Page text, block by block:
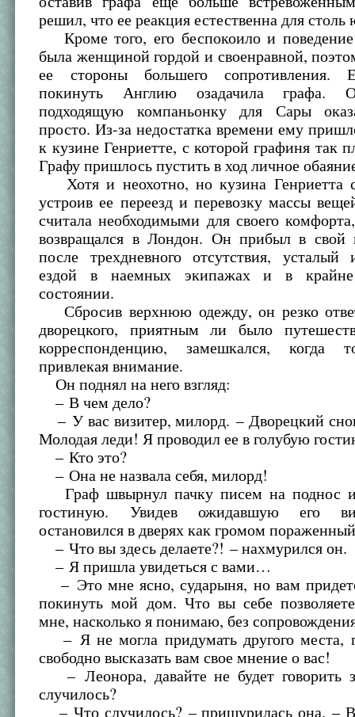
решил, что ее реакция естественна для
Кроме того, его беспокоило и
была женщиной гордой и своенравной,
ее стороны большего сопротивления.
покинуть Англию озадачила графа.
подходящую компаньонку для Сары
просто. Из-за недостатка времени ему
к кузине Генриетте, с которой графиня так
Графу пришлось пустить в ход личное
Хотя и неохотно, но кузина Генриетта
устроив ее переезд и перевозку массы
считала необходимыми для своего
возвращался в Лондон. Он прибыл в свой
после трехдневного отсутствия,
ездой в наемных экипажах и в крайне
состоянии.
Сбросив верхнюю одежду, он резко
дворецкого, приятным ли было
корреспонденцию, замешкался, когда
привлекая внимание.
Он поднял на него взгляд:
– В чем дело?
– У вас визитер, милорд. – Дворецкий
Молодая леди! Я проводил ее в голубую
– Кто это?
– Она не назвала себя, милорд!
Граф швырнул пачку писем на поднос и
гостиную. Увидев ожидавшую его
остановился в дверях как громом
– Что вы здесь делаете?! – нахмурился он.
– Я пришла увидеться с вами…
– Это мне ясно, сударыня, но вам
покинуть мой дом. Что вы себе
мне, насколько я понимаю, без
– Я не могла придумать другого места,
свободно высказать вам свое мнение о вас!
– Леонора, давайте не будет говорить
случилось?
– Что случилось? – прищурилась она. –